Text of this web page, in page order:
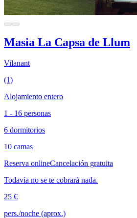
Masia La Capsa de Llum
Vilanant
(1)
Alojamiento entero
1 - 16 personas
6 dormitorios
10 camas
Reserva onlineCancelación gratuita
Todavía no se te cobrará nada.
25 €
pers./noche (aprox.)